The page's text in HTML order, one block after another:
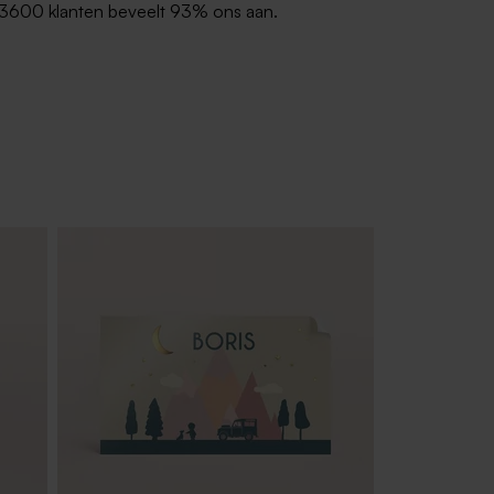
klanten beveelt 93% ons aan.